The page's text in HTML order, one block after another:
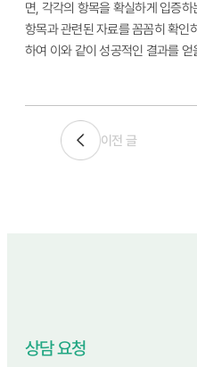
면, 각각의 항목을 확실하게 입증
항목과 관련된 자료를 꼼꼼히 확인
하여 이와 같이 성공적인 결과를 얻
이전 글
상담 요청